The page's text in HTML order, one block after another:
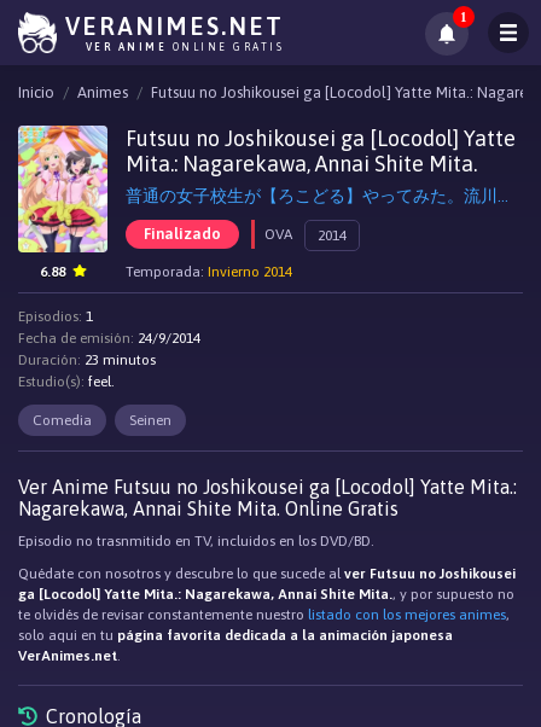
VERANIMES.NET
VER ANIME ONLINE GRATIS
1
Inicio Animes Futsuu no Joshikousei ga [Locodol] Yatte Mita.:
Futsuu no Joshikousei ga [Locodol] Yatte
Mita.: Nagarekawa, Annai Shite Mita.
Finalizado OVA 2014
Temporada: Invierno 2014
6.88
Episodios: 1
Fecha de emisión: 24/9/2014
Duración: 23 minutos
Estudio(s): feel.
Comedia Seinen
Ver Anime Futsuu no Joshikousei ga [Locodol] Yatte Mita.:
Nagarekawa, Annai Shite Mita. Online Gratis
Episodio no trasnmitido en TV, incluidos en los DVD/BD.
Quédate con nosotros y descubre lo que sucede alver Futsuu no Joshikousei
ga [Locodol] Yatte Mita.: Nagarekawa, Annai Shite Mita., y por supuesto no
te olvidés de revisar constantemente nuestro listado con los mejores animes,
solo aqui en tu página favorita dedicada a la animación japonesa
VerAnimes.net.
Cronología